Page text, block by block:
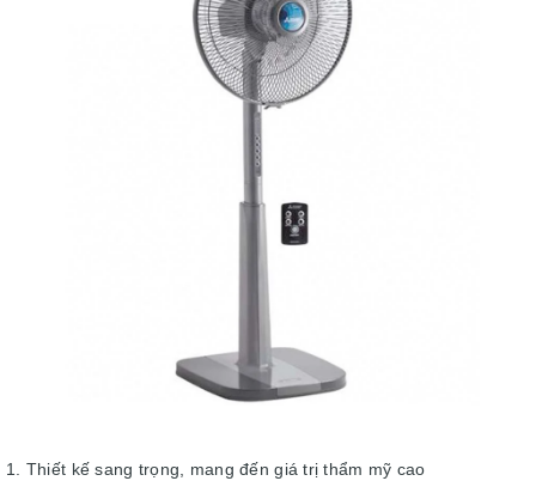
1. Thiết kế sang trọng, mang đến giá trị thẩm mỹ cao